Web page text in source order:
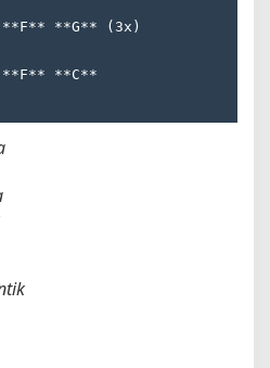
**G** (3x)
**C**